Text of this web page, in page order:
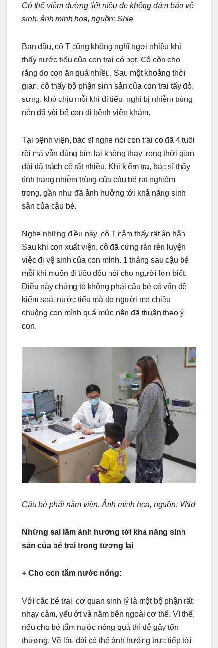
Có thể viêm đường tiết niệu do không đảm bảo vệ
sinh, ảnh minh họa, nguồn: Shie
Ban đầu, cô T cũng không nghĩ ngợi nhiều khi
thấy nước tiểu của con trai có bọt. Cô còn cho
rằng do con ăn quá nhiều. Sau một khoảng thời
gian, cô thấy bộ phận sinh sản của con trai tấy đỏ,
sưng, khó chịu mỗi khi đi tiểu, nghi bị nhiễm trùng
nên đã vội bế con đi bệnh viện khám.
Tại bệnh viện, bác sĩ nghe nói con trai cô đã 4 tuổi
rồi mà vẫn dùng bỉm lại không thay trong thời gian
dài đã trách cô rất nhiều. Khi kiểm tra, bác sĩ thấy
tình trạng nhiễm trùng của cậu bé rất nghiêm
trọng, gần như đã ảnh hưởng tới khả năng sinh
sản của cậu bé.
Nghe những điều này, cô T cảm thấy rất ân hận.
Sau khi con xuất viện, cô đã cứng rắn rèn luyện
việc đi vệ sinh của con mình. 1 tháng sau cậu bé
mỗi khi muốn đi tiểu đều nói cho người lớn biết.
Điều này chứng tỏ không phải cậu bé có vấn đề
kiểm soát nước tiểu mà do người mẹ chiều
chuộng con mình quá mức nên đã thuận theo ý
con.
Cậu bé phải nằm viện. Ảnh minh họa, nguồn: VNd
Những sai lầm ảnh hưởng tới khả năng sinh
sản của bé trai trong tương lai
+ Cho con tắm nước nóng:
Với các bé trai, cơ quan sinh lý là một bộ phận rất
nhạy cảm, yếu ớt và nằm bên ngoài cơ thể. Vì thế,
nếu cho bé tắm nước nóng quá thì dễ gây tổn
thương. Về lâu dài có thể ảnh hưởng trực tiếp tới